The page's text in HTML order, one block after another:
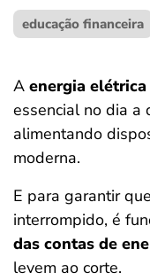
educação financeira
A energia elétrica
essencial no dia a
alimentando
moderna.
E para garantir
interrompido, é
das contas de
levem ao corte.